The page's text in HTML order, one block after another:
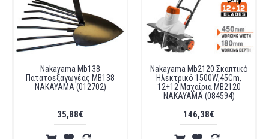
Nakayama Mb138
Πατατοεξαγωγέας MB138
NAKAYAMA (012702)
35,88€
Nakayama Mb2120 Σκαπτικό
Ηλεκτρικό 1500W,45Cm,
12+12 Μαχαίρια MB2120
NAKAYAMA (084594)
146,38€